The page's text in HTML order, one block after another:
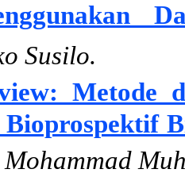
Susilo.
Metode
Bioprospektif